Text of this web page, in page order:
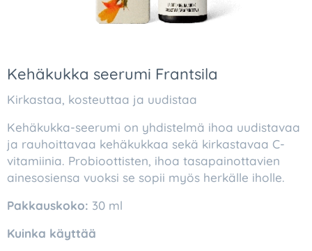
Kehäkukka seerumi Frantsila
Kirkastaa, kosteuttaa ja uudistaa
Kehäkukka-seerumi on yhdistelmä ihoa uudistavaa
ja rauhoittavaa kehäkukkaa sekä kirkastavaa C-
vitamiinia. Probioottisten, ihoa tasapainottavien
ainesosiensa vuoksi se sopii myös herkälle iholle.
Pakkauskoko: 30 ml
Kuinka käyttää